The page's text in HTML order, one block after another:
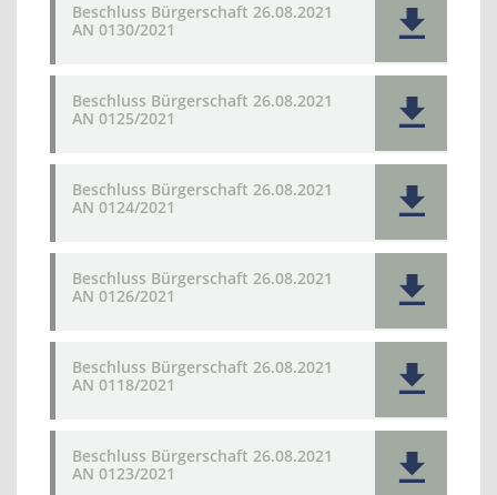
Beschluss Bürgerschaft 26.08.2021
AN 0130/2021
Beschluss Bürgerschaft 26.08.2021
AN 0125/2021
Beschluss Bürgerschaft 26.08.2021
AN 0124/2021
Beschluss Bürgerschaft 26.08.2021
AN 0126/2021
Beschluss Bürgerschaft 26.08.2021
AN 0118/2021
Beschluss Bürgerschaft 26.08.2021
AN 0123/2021